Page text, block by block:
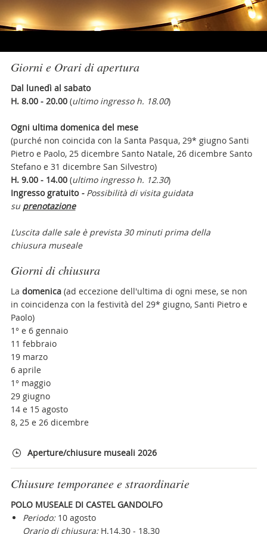
Giorni e Orari di apertura
Dal lunedì al sabato
H. 8.00 - 20.00 (ultimo ingresso h. 18.00)
Ogni ultima domenica del mese
(purché non coincida con la Santa Pasqua, 29* giugno Santi
Pietro e Paolo, 25 dicembre Santo Natale, 26 dicembre Santo
Stefano e 31 dicembre San Silvestro)
H. 9.00 - 14.00(ultimo ingresso h. 12.30)
Ingresso gratuito- Possibilità di visita guidata
su prenotazione
L’uscita dalle sale è prevista 30 minuti prima della
chiusura museale
Giorni di chiusura
La domenica(ad eccezione dell'ultima di ogni mese, se non
in coincidenza con la festività del 29* giugno, Santi Pietro e
Paolo)
1° e 6 gennaio
11 febbraio
19 marzo
6 aprile
1° maggio
29 giugno
14 e 15 agosto
8, 25 e 26 dicembre
Aperture/chiusure museali 2026
Chiusure temporanee e straordinarie
POLO MUSEALE DI CASTEL GANDOLFO
Periodo: 10 agosto
Orario di chiusura:H.14.30 - 18.30